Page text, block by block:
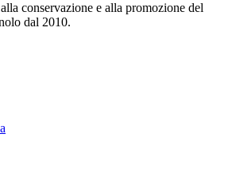
conservazione e alla promozione del
dal 2010.